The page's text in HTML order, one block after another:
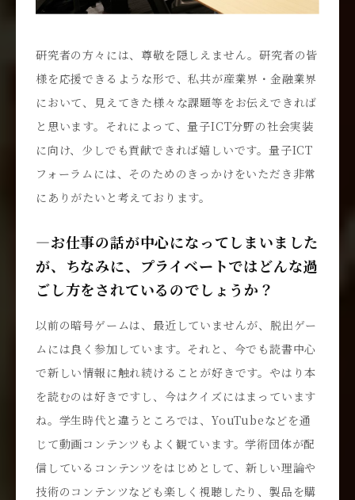
研究者の方々には、尊敬を隠しえません。研究者の皆
様を応援できるような形で、私共が産業界・金融業界
において、見えてきた様々な課題等をお伝えできれば
と思います。それによって、量子ICT分野の社会実装
に向け、少しでも貢献できれば嬉しいです。量子ICT
フォーラムには、そのためのきっかけをいただき非常
にありがたいと考えております。
―お仕事の話が中心になってしまいました
が、ちなみに、プライベートではどんな過
ごし方をされているのでしょうか？
以前の暗号ゲームは、最近していませんが、脱出ゲー
ムには良く参加しています。それと、今でも読書中心
で新しい情報に触れ続けることが好きです。やはり本
を読むのは好きですし、今はクイズにはまっています
ね。学生時代と違うところでは、YouTubeなどを通
じて動画コンテンツもよく観ています。学術団体が配
信しているコンテンツをはじめとして、新しい理論や
技術のコンテンツなども楽しく視聴したり、製品を購